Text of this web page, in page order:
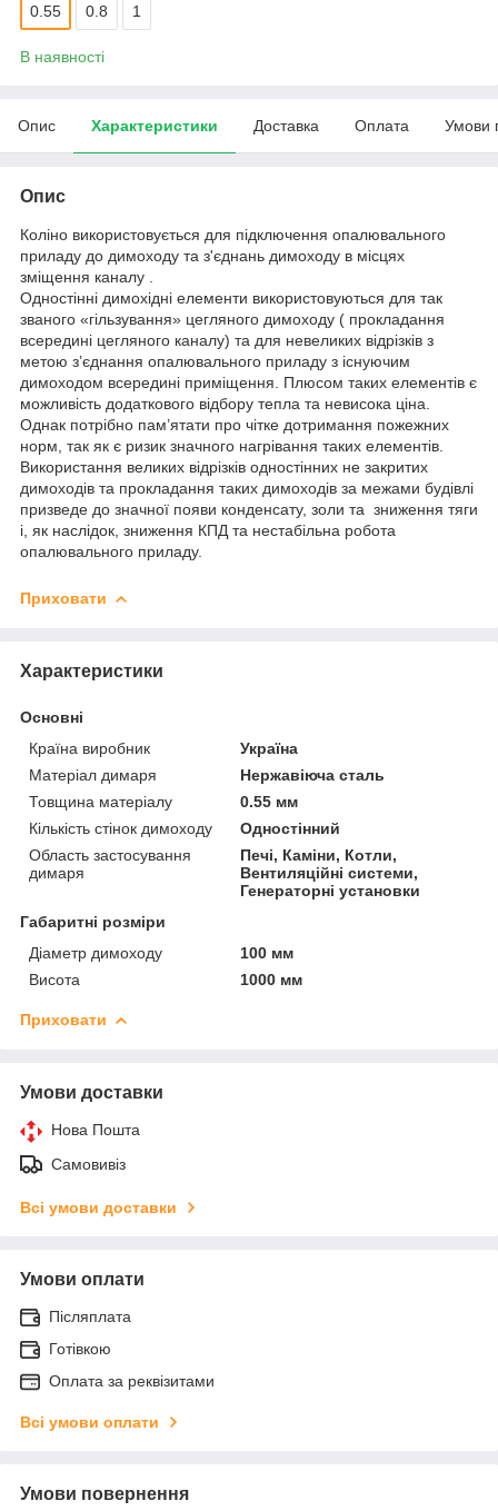
0.55 0.8 1
В наявності
Опис Характеристики Доставка Оплата Умови
Опис
Коліно використовується для підключення опалювального
приладу до димоходу та з'єднань димоходу в місцях
зміщення каналу .
Одностінні димохідні елементи використовуються для так
званого «гільзування» цегляного димоходу ( прокладання
всередині цегляного каналу) та для невеликих відрізків з
метою з’єднання опалювального приладу з існуючим
димоходом всередині приміщення. Плюсом таких елементів є
можливість додаткового відбору тепла та невисока ціна.
Однак потрібно пам’ятати про чітке дотримання пожежних
норм, так як є ризик значного нагрівання таких елементів.
Використання великих відрізків одностінних не закритих
димоходів та прокладання таких димоходів за межами будівлі
призведе до значної появи конденсату, золи та зниження тяги
і, як наслідок, зниження КПД та нестабільна робота
опалювального приладу.
Приховати
Характеристики
Основні
Країна виробник
Україна
Матеріал димаря
Нержавіюча сталь
Товщина матеріалу
0.55 мм
Кількість стінок димоходу
Одностінний
Область застосування
димаря
Печі, Каміни, Котли,
Вентиляційні системи,
Генераторні установки
Габаритні розміри
Діаметр димоходу
100 мм
Висота
1000 мм
Приховати
Умови доставки
Нова Пошта
Самовивіз
Всі умови доставки
Умови оплати
Післяплата
Готівкою
Оплата за реквізитами
Всі умови оплати
Умови повернення